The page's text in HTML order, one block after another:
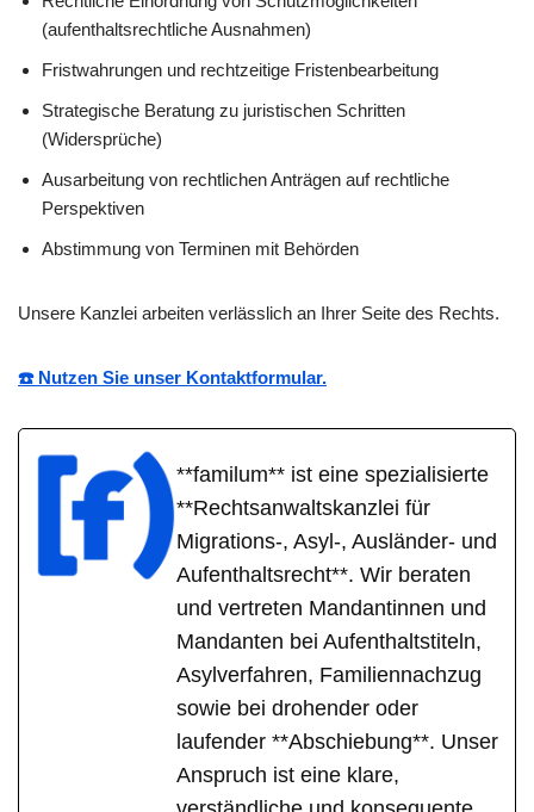
(aufenthaltsrechtliche Ausnahmen)
Fristwahrungen und rechtzeitige Fristenbearbeitung
Strategische Beratung zu juristischen Schritten
(Widersprüche)
Ausarbeitung von rechtlichen Anträgen auf rechtliche
Perspektiven
Abstimmung von Terminen mit Behörden
Unsere Kanzlei arbeiten verlässlich an Ihrer Seite des Rechts.
☎️ Nutzen Sie unser Kontaktformular.
**familum** ist eine spezialisierte
**Rechtsanwaltskanzlei für
Migrations-, Asyl-, Ausländer- und
Aufenthaltsrecht**. Wir beraten
und vertreten Mandantinnen und
Mandanten bei Aufenthaltstiteln,
Asylverfahren, Familiennachzug
sowie bei drohender oder
laufender **Abschiebung**. Unser
Anspruch ist eine klare,